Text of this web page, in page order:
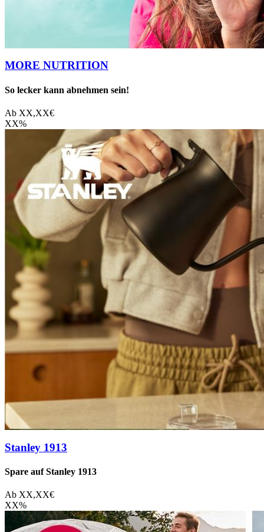
MORE NUTRITION
So lecker kann abnehmen sein!
Ab XX,XX€
XX%
Stanley 1913
Spare auf Stanley 1913
Ab XX,XX€
XX%